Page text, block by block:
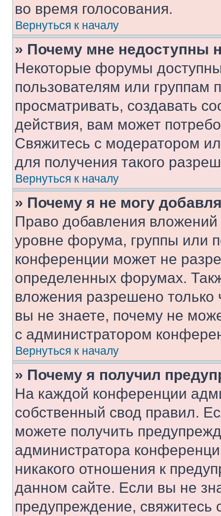
во время голосования.
Вернуться к началу
» Почему мне недоступны
Некоторые форумы
пользователям или группам
просматривать, создавать
действия, вам может
Свяжитесь с модератором
для получения такого
Вернуться к началу
» Почему я не могу
Право добавления
уровне форума, группы или
конференции может не
определенных форумах.
вложения разрешено
вы не знаете, почему не
с администратором
Вернуться к началу
» Почему я получил
На каждой конференции
собственный свод правил.
можете получить
администратора
никакого отношения к
данном сайте. Если вы не
предупреждение,